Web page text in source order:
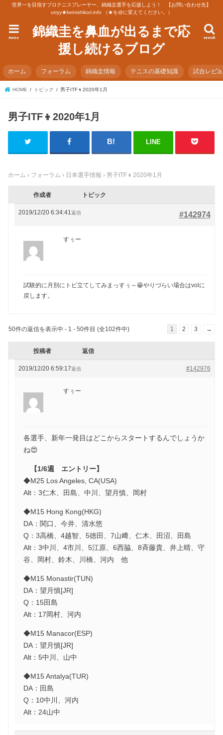
世界一を目指すプロテニスプレーヤー、錦織圭選手を応援しよう！ 【お問い合わせ先】
urryy★keinishikori.info （★を@に変えてください。）
錦織圭を鼻血が出るまで応
援し続けるブログ
search
menu
ホーム フォーラム 錦織圭情報 テニスの基礎知識 試合レビ
HOME トピック 男子ITF👦2020年1月
男子ITF👦2020年1月
LINE
ホーム › フォーラム › 日本選手情報 › 男子ITF👦2020年1月
作成者 トピック
2019/12/20 6:34:41 #142974
返信
すぅー
試験的に月別にトピ立てしてみまっすぅ～😁やりづらい場合はvolに
戻します。
50件の返信を表示中 - 1 - 50件目 (全102件中) 1 2 3 →
投稿者 返信
2019/12/20 6:59:17 #142976
返信
すぅー
各選手、新年一発目はどこからスタートするんでしょうか
ね😍
【1/6週 エントリー】
◆M25 Los Angeles, CA(USA)
Alt：3仁木、田島、中川、望月慎、岡村
◆M15 Hong Kong(HKG)
DA：関口、今井、清水悠
Q：3高橋、4越智、5徳田、7山﨑、仁木、田沼、田島
Alt：3中川、4市川、5江原、6西脇、8斉藤貴、井上晴、守
谷、岡村、鈴木、川橋、河内 他
◆M15 Monastir(TUN)
DA：望月慎[JR]
Q：15田島
Alt：17岡村、河内
◆M15 Manacor(ESP)
DA：望月慎[JR]
Alt：5中川、山中
◆M15 Antalya(TUR)
DA：田島
Q：10中川、河内
Alt：24山中